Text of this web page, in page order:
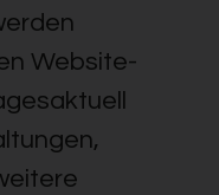
Website-